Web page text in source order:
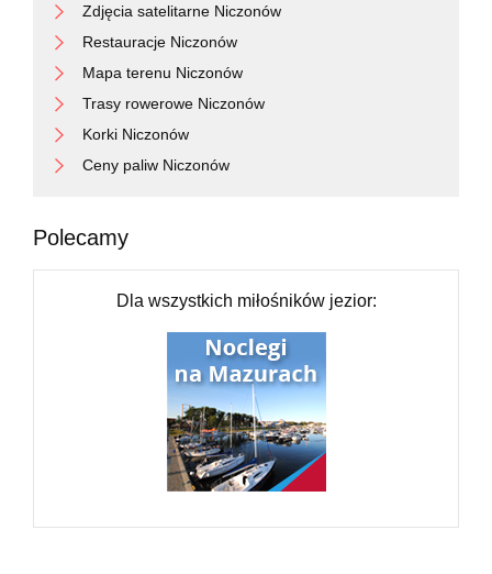
Zdjęcia satelitarne Niczonów
Restauracje Niczonów
Mapa terenu Niczonów
Trasy rowerowe Niczonów
Korki Niczonów
Ceny paliw Niczonów
Polecamy
Dla wszystkich miłośników jezior: